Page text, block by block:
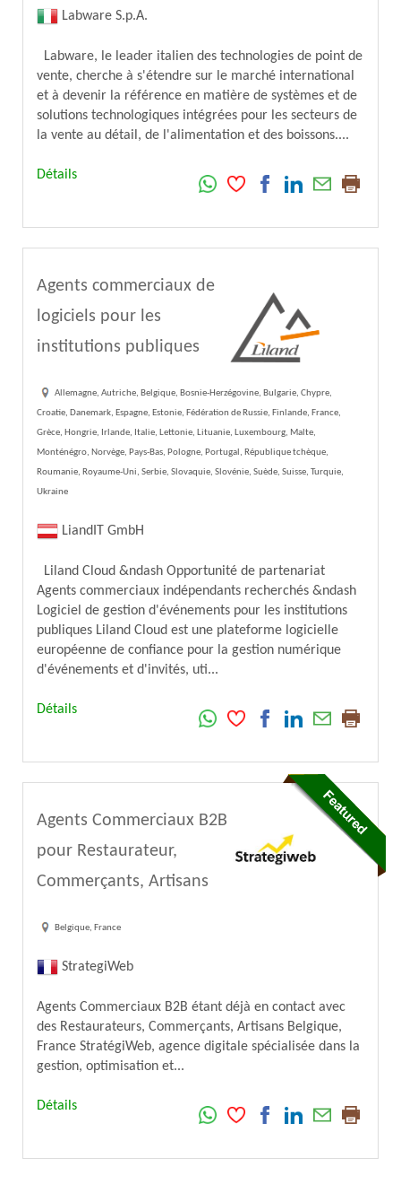
Labware S.p.A.
Labware, le leader italien des technologies de point de
vente, cherche à s'étendre sur le marché international
et à devenir la référence en matière de systèmes et de
solutions technologiques intégrées pour les secteurs de
la vente au détail, de l'alimentation et des boissons....
Détails
Agents commerciaux de
logiciels pour les
institutions publiques
Allemagne, Autriche, Belgique, Bosnie-Herzégovine, Bulgarie, Chypre,
Croatie, Danemark, Espagne, Estonie, Fédération de Russie, Finlande, France,
Grèce, Hongrie, Irlande, Italie, Lettonie, Lituanie, Luxembourg, Malte,
Monténégro, Norvège, Pays-Bas, Pologne, Portugal, République tchèque,
Roumanie, Royaume-Uni, Serbie, Slovaquie, Slovénie, Suède, Suisse, Turquie,
Ukraine
LiandIT GmbH
Liland Cloud &ndash Opportunité de partenariat
Agents commerciaux indépendants recherchés &ndash
Logiciel de gestion d'événements pour les institutions
publiques Liland Cloud est une plateforme logicielle
européenne de confiance pour la gestion numérique
d'événements et d'invités, uti...
Détails
Agents Commerciaux B2B
pour Restaurateur,
Commerçants, Artisans
Belgique, France
StrategiWeb
Agents Commerciaux B2B étant déjà en contact avec
des Restaurateurs, Commerçants, Artisans Belgique,
France StratégiWeb, agence digitale spécialisée dans la
gestion, optimisation et...
Détails